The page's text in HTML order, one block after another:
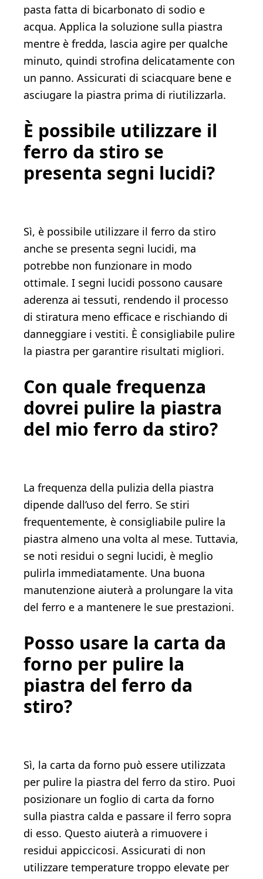
pasta fatta di bicarbonato di sodio e
acqua. Applica la soluzione sulla piastra
mentre è fredda, lascia agire per qualche
minuto, quindi strofina delicatamente con
un panno. Assicurati di sciacquare bene e
asciugare la piastra prima di riutilizzarla.
È possibile utilizzare il
ferro da stiro se
presenta segni lucidi?
Sì, è possibile utilizzare il ferro da stiro
anche se presenta segni lucidi, ma
potrebbe non funzionare in modo
ottimale. I segni lucidi possono causare
aderenza ai tessuti, rendendo il processo
di stiratura meno efficace e rischiando di
danneggiare i vestiti. È consigliabile pulire
la piastra per garantire risultati migliori.
Con quale frequenza
dovrei pulire la piastra
del mio ferro da stiro?
La frequenza della pulizia della piastra
dipende dall’uso del ferro. Se stiri
frequentemente, è consigliabile pulire la
piastra almeno una volta al mese. Tuttavia,
se noti residui o segni lucidi, è meglio
pulirla immediatamente. Una buona
manutenzione aiuterà a prolungare la vita
del ferro e a mantenere le sue prestazioni.
Posso usare la carta da
forno per pulire la
piastra del ferro da
stiro?
Sì, la carta da forno può essere utilizzata
per pulire la piastra del ferro da stiro. Puoi
posizionare un foglio di carta da forno
sulla piastra calda e passare il ferro sopra
di esso. Questo aiuterà a rimuovere i
residui appiccicosi. Assicurati di non
utilizzare temperature troppo elevate per